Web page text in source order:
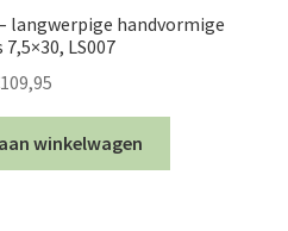
langwerpige handvormige
LS007
109,95
winkelwagen